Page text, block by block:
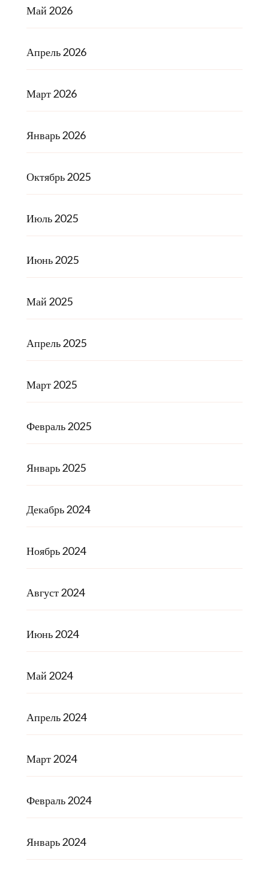
Май 2026
Апрель 2026
Март 2026
Январь 2026
Октябрь 2025
Июль 2025
Июнь 2025
Май 2025
Апрель 2025
Март 2025
Февраль 2025
Январь 2025
Декабрь 2024
Ноябрь 2024
Август 2024
Июнь 2024
Май 2024
Апрель 2024
Март 2024
Февраль 2024
Январь 2024